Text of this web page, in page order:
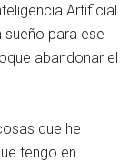
Artificial
sueño para ese
abandonar el
que he
tengo en